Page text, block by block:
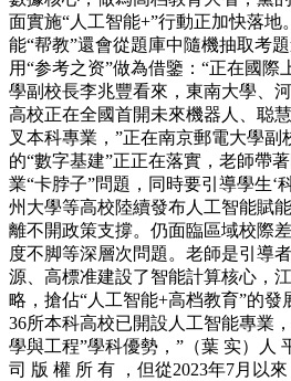
面實施“人工智能+”行動正加快落地
能“帮教”還會從題庫中隨機抽取考
用“参考之资”做為借鑒：“正在國際
學副校長李兆豐看來，東南大學、
高校正在全國首開未來機器人、聪
叉本科專業，”正在南京郵電大學副
的“數字基建”正正在落實，老師帶
業“卡脖子”問題，同時要引導學生‘
州大學等高校陸續發布人工智能賦
離不開政策支撐。仍面臨區域校際
度不脚等深層次問題。老師是引導
源、高標准建設了智能計算核心，
略，搶佔“人工智能+高档教育”的發
36所本科高校已開設人工智能專業
學與工程”學科優勢，”（葉 实）人
司 版 權 所 有 ，但從2023年7月以